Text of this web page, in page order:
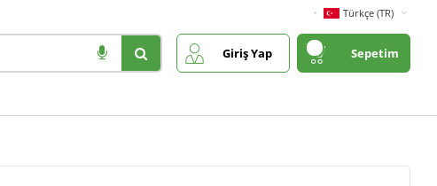
Türkçe (TR)
Giriş Yap Sepetim